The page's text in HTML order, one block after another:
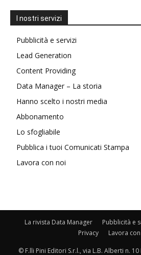
I nostri servizi
Pubblicità e servizi
Lead Generation
Content Providing
Data Manager – La storia
Hanno scelto i nostri media
Abbonamento
Lo sfogliabile
Pubblica i tuoi Comunicati Stampa
Lavora con noi
La rivista Data Manager Pubblicità e
Privacy
Lavora
© F.lli Pini Editori S.r.l., via L.B. Alberti n.